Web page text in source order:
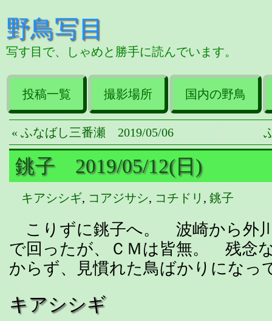
野鳥写目
写す目で、しゃめと勝手に読んでいます。
投稿一覧 撮影場所 国内の野鳥
« ふなばし三番瀬 2019/05/06
銚子 2019/05/12(日)
キアシシギ, コアジサシ, コチドリ , 銚子
こりずに銚子へ。 波崎から外
で回ったが、ＣＭは皆無。 残念
からず、見慣れた鳥ばかりになっ
キアシシギ